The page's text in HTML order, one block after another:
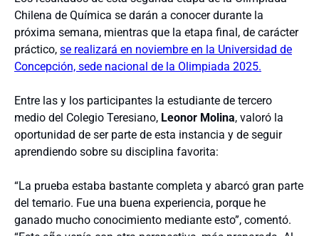
Chilena de Química se darán a conocer durante la
próxima semana, mientras que la etapa final, de carácter
práctico, se realizará en noviembre en la Universidad de
Concepción, sede nacional de la Olimpiada 2025.
Entre las y los participantes la estudiante de tercero
medio del Colegio Teresiano, Leonor Molina, valoró la
oportunidad de ser parte de esta instancia y de seguir
aprendiendo sobre su disciplina favorita:
“La prueba estaba bastante completa y abarcó gran parte
del temario. Fue una buena experiencia, porque he
ganado mucho conocimiento mediante esto”, comentó.